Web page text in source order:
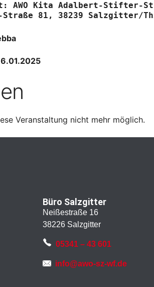
AWO Kita Adalbert-Stifter-
81, 38239 Salzgitter/
Veranstaltung nicht mehr möglich.
Büro Salzgitter
Neißestraße 16
38226 Salzgitter
05341 – 43 601
info@awo-sz-wf.de